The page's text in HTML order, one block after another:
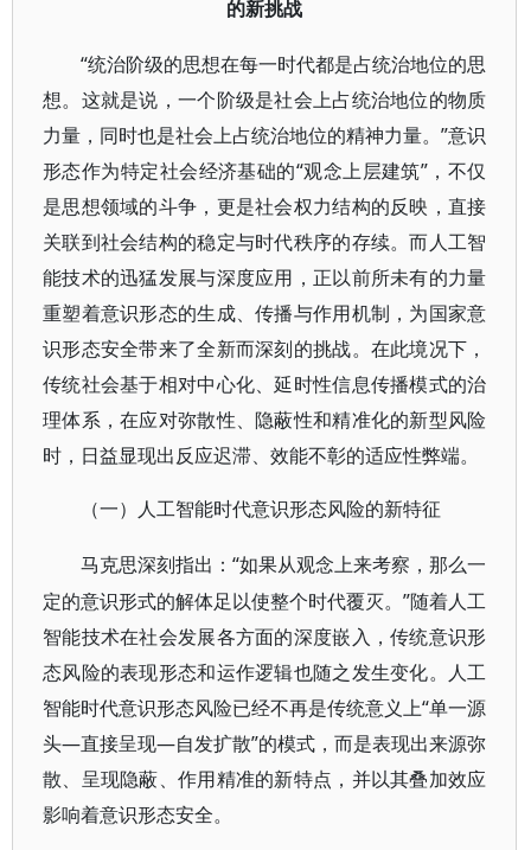
的新挑战
“统治阶级的思想在每一时代都是占统治地位的思
想。这就是说，一个阶级是社会上占统治地位的物质
力量，同时也是社会上占统治地位的精神力量。”意识
形态作为特定社会经济基础的“观念上层建筑”，不仅
是思想领域的斗争，更是社会权力结构的反映，直接
关联到社会结构的稳定与时代秩序的存续。而人工智
能技术的迅猛发展与深度应用，正以前所未有的力量
重塑着意识形态的生成、传播与作用机制，为国家意
识形态安全带来了全新而深刻的挑战。在此境况下，
传统社会基于相对中心化、延时性信息传播模式的治
理体系，在应对弥散性、隐蔽性和精准化的新型风险
时，日益显现出反应迟滞、效能不彰的适应性弊端。
（一）人工智能时代意识形态风险的新特征
马克思深刻指出：“如果从观念上来考察，那么一
定的意识形式的解体足以使整个时代覆灭。”随着人工
智能技术在社会发展各方面的深度嵌入，传统意识形
态风险的表现形态和运作逻辑也随之发生变化。人工
智能时代意识形态风险已经不再是传统意义上“单一源
头—直接呈现—自发扩散”的模式，而是表现出来源弥
散、呈现隐蔽、作用精准的新特点，并以其叠加效应
影响着意识形态安全。